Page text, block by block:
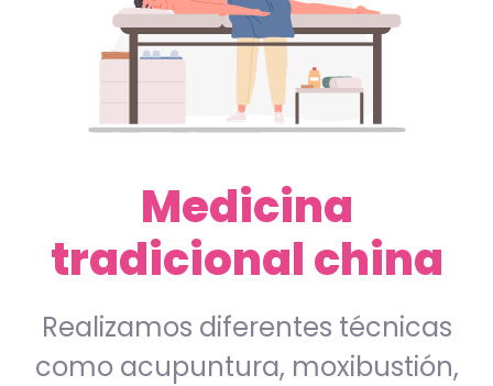
Medicina
tradicional china
Realizamos diferentes técnicas
como acupuntura, moxibustión,